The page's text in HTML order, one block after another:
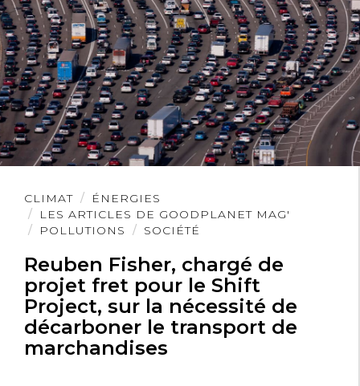
CLIMAT
ÉNERGIES
LES ARTICLES DE GOODPLANET MAG'
POLLUTIONS
SOCIÉTÉ
Reuben Fisher, chargé de
projet fret pour le Shift
Project, sur la nécessité de
décarboner le transport de
marchandises
Lire
l'article